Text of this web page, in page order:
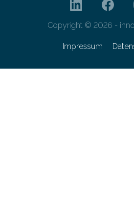
Copyright © 2026 -
Impressum